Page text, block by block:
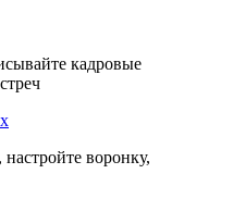
кадровые
воронку,